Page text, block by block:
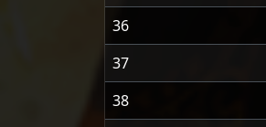
36
37
38